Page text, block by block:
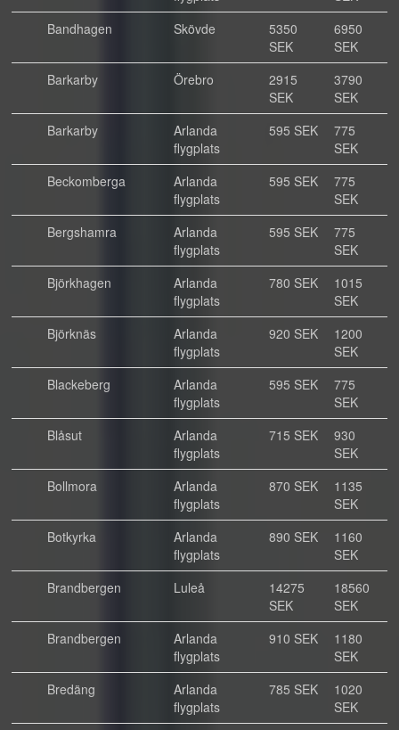
Bandhagen
Skövde
5350
SEK
6950
SEK
Barkarby
Örebro
2915
SEK
3790
SEK
Barkarby
Arlanda
flygplats
595 SEK
775
SEK
Beckomberga
Arlanda
flygplats
595 SEK
775
SEK
Bergshamra
Arlanda
flygplats
595 SEK
775
SEK
Björkhagen
Arlanda
flygplats
780 SEK
1015
SEK
Björknäs
Arlanda
flygplats
920 SEK
1200
SEK
Blackeberg
Arlanda
flygplats
595 SEK
775
SEK
Blåsut
Arlanda
flygplats
715 SEK
930
SEK
Bollmora
Arlanda
flygplats
870 SEK
1135
SEK
Botkyrka
Arlanda
flygplats
890 SEK
1160
SEK
Brandbergen
Luleå
14275
SEK
18560
SEK
Brandbergen
Arlanda
flygplats
910 SEK
1180
SEK
Bredäng
Arlanda
flygplats
785 SEK
1020
SEK